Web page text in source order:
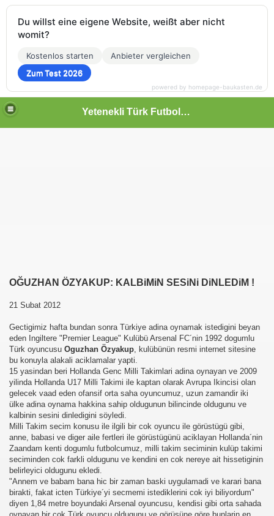
Yetenekli Türk Futbolcular
OĞUZHAN ÖZYAKUP: KALBiMiN SESiNi DiNLEDiM !
21 Subat 2012
Gectigimiz hafta bundan sonra Türkiye adina oynamak istedigini beyan
eden Ingiltere "Premier League" Kulübü Arsenal FC´nin 1992 dogumlu
Türk oyuncusu Oguzhan Özyakup, kulübünün resmi internet sitesine
bu konuyla alakali aciklamalar yapti.
15 yasindan beri Hollanda Genc Milli Takimlari adina oynayan ve 2009
yilinda Hollanda U17 Milli Takimi ile kaptan olarak Avrupa Ikincisi olan
gelecek vaad eden ofansif orta saha oyuncumuz, uzun zamandir iki
ülke adina oynama hakkina sahip oldugunun bilincinde oldugunu ve
kalbinin sesini dinledigini söyledi.
Milli Takim secim konusu ile ilgili bir cok oyuncu ile görüstügü gibi,
anne, babasi ve diger aile fertleri ile görüstügünü aciklayan Hollanda´nin
Zaandam kenti dogumlu futbolcumuz, milli takim seciminin kulüp takimi
seciminden cok farkli oldugunu ve kendini en cok nereye ait hissetiginin
belirleyici oldugunu ekledi.
"Annem ve babam bana hic bir zaman baski uygulamadi ve karari bana
birakti, fakat icten Türkiye´yi secmemi istediklerini cok iyi biliyordum"
diyen 1,84 metre boyundaki Arsenal oyuncusu, kendisi gibi orta sahada
Du willst eine eigene Website, weißt aber nicht
womit?
Kostenlos starten
Anbieter vergleichen
Zum Test 2026
powered by homepage-baukasten.de